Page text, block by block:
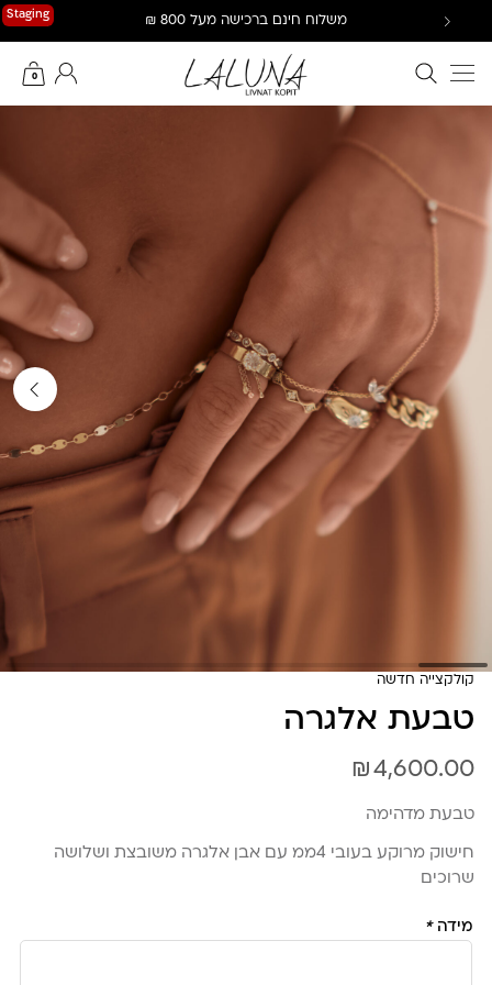
Staging משלוח חינם ברכישה מעל 800 ₪
חיפוש באתר
0
החשבון שלי
קולקצייה חדשה
טבעת אלגרה
₪4,600.00
טבעת מדהימה
חישוק מרוקע בעובי 4ממ עם אבן אלגרה משובצת ושלושה
שרוכים
מידה*